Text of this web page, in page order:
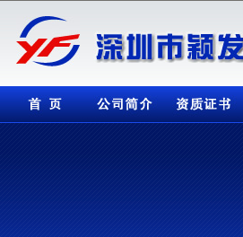
简介 资质证书 产品展示